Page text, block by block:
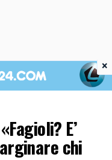
E’
chi
×